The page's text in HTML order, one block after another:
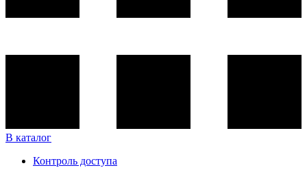
В каталог
Контроль доступа